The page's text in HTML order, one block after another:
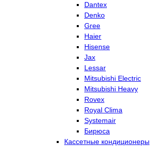
Dantex
Denko
Gree
Haier
Hisense
Jax
Lessar
Mitsubishi Electric
Mitsubishi Heavy
Rovex
Royal Clima
Systemair
Бирюса
Кассетные кондиционеры